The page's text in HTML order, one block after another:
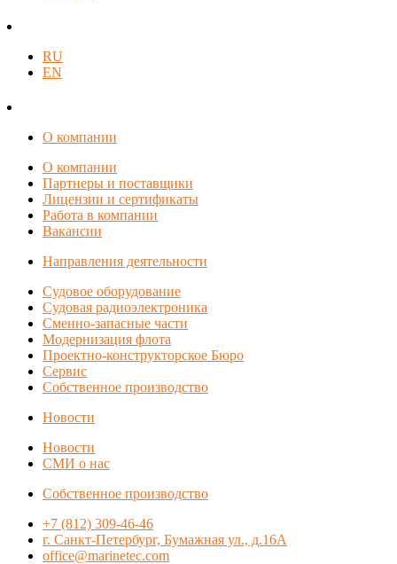
RU
EN
О компании
О компании
Партнеры и поставщики
Лицензии и сертификаты
Работа в компании
Вакансии
Направления деятельности
Судовое оборудование
Судовая радиоэлектроника
Сменно-запасные части
Модернизация флота
Проектно-конструкторское Бюро
Сервис
Собственное производство
Новости
Новости
СМИ о нас
Собственное производство
+7 (812) 309-46-46
г. Санкт-Петербург, Бумажная ул., д.16А
office@marinetec.com